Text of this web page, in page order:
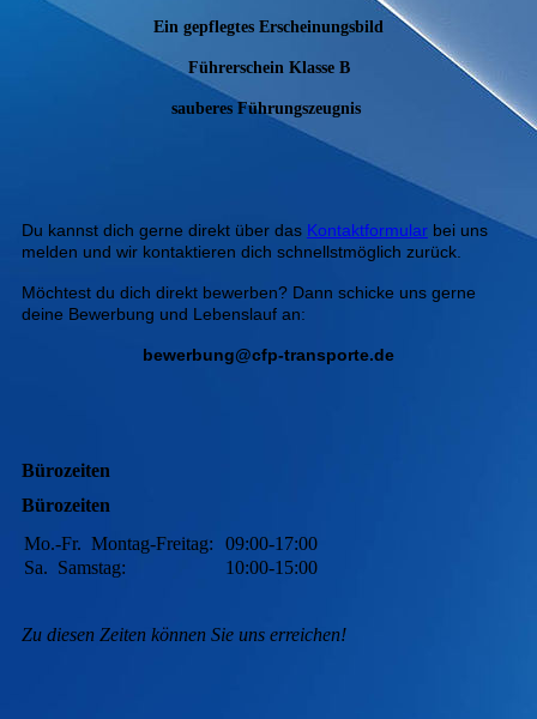
Ein gepflegtes Erscheinungsbild
Führerschein Klasse B
sauberes Führungszeugnis
Du kannst dich gerne direkt über das Kontaktformularbei uns
melden und wir kontaktieren dich schnellstmöglich zurück.
Möchtest du dich direkt bewerben? Dann schicke uns gerne
deine Bewerbung und Lebenslauf an:
bewerbung@cfp-transporte.de
Bürozeiten
Bürozeiten
Mo.-Fr. Montag-Freitag:
09:00-17:00
Sa. Samstag: 10:00-15:00
Zu diesen Zeiten können Sie uns erreichen!